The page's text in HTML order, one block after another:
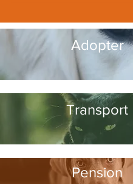
Adopter
Transport
Pension